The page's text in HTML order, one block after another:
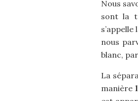
Nous
sont la
nous
blanc,
La
manière